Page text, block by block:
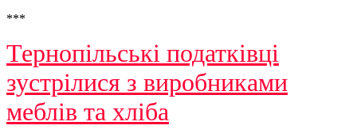
***
Тернопільські податківці
зустрілися з виробниками
меблів та хліба